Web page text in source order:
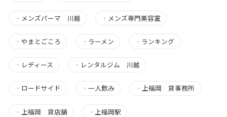
・ メンズパーマ 川越 ・ メンズ専門美容室
・ やまとごころ ・ ラーメン ・ ランキング
・ レディース ・ レンタルジム 川越
・ ロードサイド ・一人飲み ・上福岡 貸事務所
・ 上福岡 貸店舗 ・ 上福岡駅